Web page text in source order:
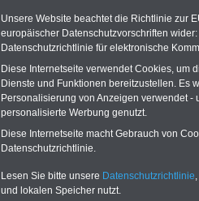
Kliniken
-
Zur Übersicht
bis Z"bei
abrechnen
Unsere Website beachtet die Richtlinie zur
europäischer Datenschutzvorschriften
Datenschutzrichtlinie für elektronische
Diese Internetseite verwendet Cookies, um
Dienste und Funktionen bereitzustellen. Es
Personalisierung von Anzeigen verwendet
personalisierte Werbung genutzt.
Diese Internetseite macht Gebrauch von
Datenschutzrichtlinie.
Lesen Sie bitte unsere Datenschutzrichtlinie
und lokalen Speicher nutzt.